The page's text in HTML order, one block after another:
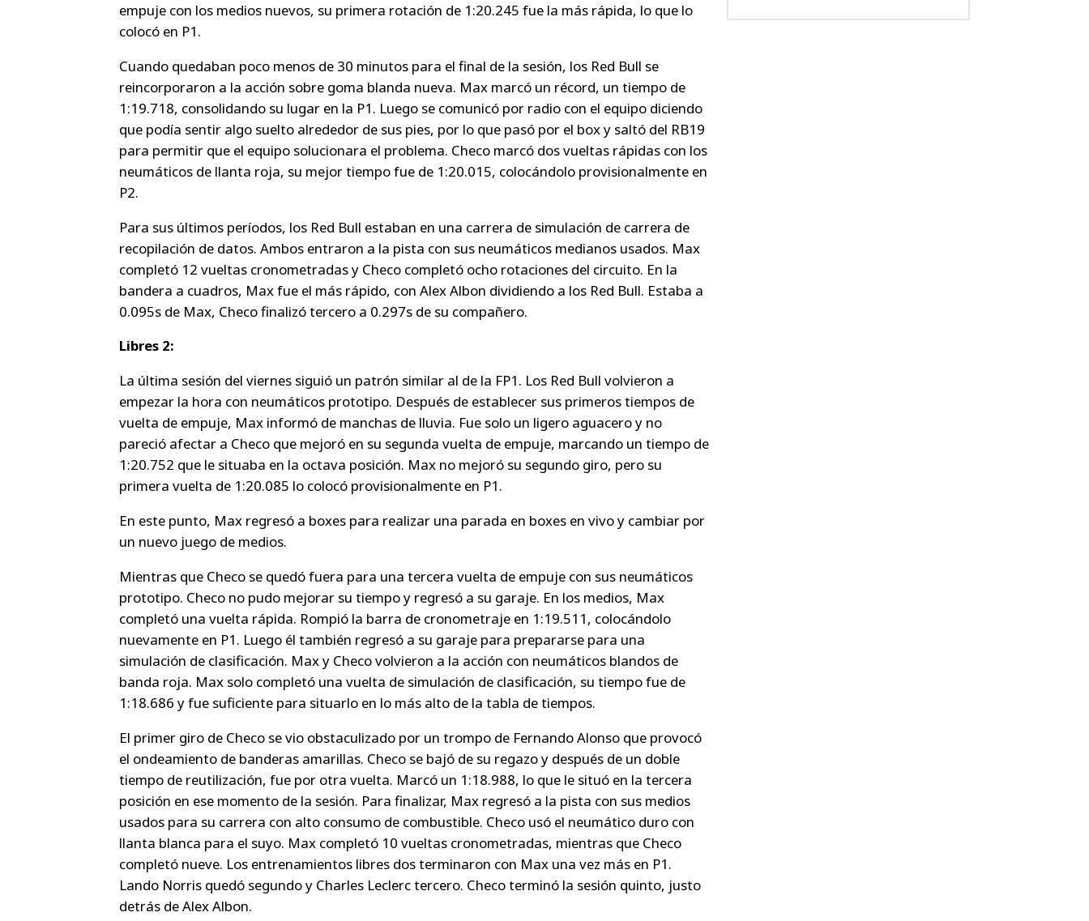
empuje con los medios nuevos, su primera rotación de 1:20.245 fue la más rápida, lo que lo
colocó en P1.
Cuando quedaban poco menos de 30 minutos para el final de la sesión, los Red Bull se
reincorporaron a la acción sobre goma blanda nueva. Max marcó un récord, un tiempo de
1:19.718, consolidando su lugar en la P1. Luego se comunicó por radio con el equipo diciendo
que podía sentir algo suelto alrededor de sus pies, por lo que pasó por el box y saltó del RB19
para permitir que el equipo solucionara el problema. Checo marcó dos vueltas rápidas con los
neumáticos de llanta roja, su mejor tiempo fue de 1:20.015, colocándolo provisionalmente en
P2.
Para sus últimos períodos, los Red Bull estaban en una carrera de simulación de carrera de
recopilación de datos. Ambos entraron a la pista con sus neumáticos medianos usados. Max
completó 12 vueltas cronometradas y Checo completó ocho rotaciones del circuito. En la
bandera a cuadros, Max fue el más rápido, con Alex Albon dividiendo a los Red Bull. Estaba a
0.095s de Max, Checo finalizó tercero a 0.297s de su compañero.
Libres 2:
La última sesión del viernes siguió un patrón similar al de la FP1. Los Red Bull volvieron a
empezar la hora con neumáticos prototipo. Después de establecer sus primeros tiempos de
vuelta de empuje, Max informó de manchas de lluvia. Fue solo un ligero aguacero y no
pareció afectar a Checo que mejoró en su segunda vuelta de empuje, marcando un tiempo de
1:20.752 que le situaba en la octava posición. Max no mejoró su segundo giro, pero su
primera vuelta de 1:20.085 lo colocó provisionalmente en P1.
En este punto, Max regresó a boxes para realizar una parada en boxes en vivo y cambiar por
un nuevo juego de medios.
Mientras que Checo se quedó fuera para una tercera vuelta de empuje con sus neumáticos
prototipo. Checo no pudo mejorar su tiempo y regresó a su garaje. En los medios, Max
completó una vuelta rápida. Rompió la barra de cronometraje en 1:19.511, colocándolo
nuevamente en P1. Luego él también regresó a su garaje para prepararse para una
simulación de clasificación. Max y Checo volvieron a la acción con neumáticos blandos de
banda roja. Max solo completó una vuelta de simulación de clasificación, su tiempo fue de
1:18.686 y fue suficiente para situarlo en lo más alto de la tabla de tiempos.
El primer giro de Checo se vio obstaculizado por un trompo de Fernando Alonso que provocó
el ondeamiento de banderas amarillas. Checo se bajó de su regazo y después de un doble
tiempo de reutilización, fue por otra vuelta. Marcó un 1:18.988, lo que le situó en la tercera
posición en ese momento de la sesión. Para finalizar, Max regresó a la pista con sus medios
usados para su carrera con alto consumo de combustible. Checo usó el neumático duro con
llanta blanca para el suyo. Max completó 10 vueltas cronometradas, mientras que Checo
completó nueve. Los entrenamientos libres dos terminaron con Max una vez más en P1.
Lando Norris quedó segundo y Charles Leclerc tercero. Checo terminó la sesión quinto, justo
detrás de Alex Albon.